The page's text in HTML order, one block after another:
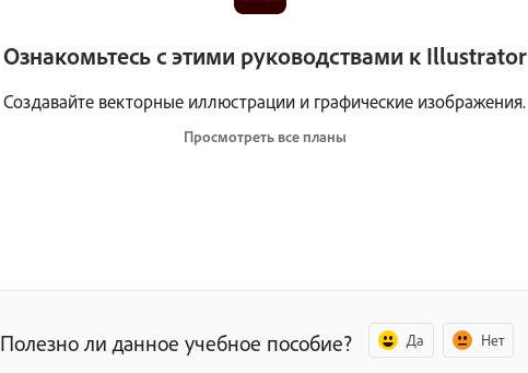
Ознакомьтесь с этими руководствами к Illustrator
Создавайте векторные иллюстрации и графические изображения.
Просмотреть все планы
Полезно ли данное учебное пособие? Да Нет